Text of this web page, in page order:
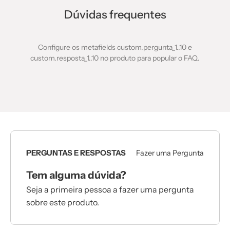
Dúvidas frequentes
Configure os metafields custom.pergunta_1..10 e
custom.resposta_1..10 no produto para popular o FAQ.
PERGUNTAS E RESPOSTAS Fazer uma Pergunta
Tem alguma dúvida?
Seja a primeira pessoa a fazer uma pergunta
sobre este produto.